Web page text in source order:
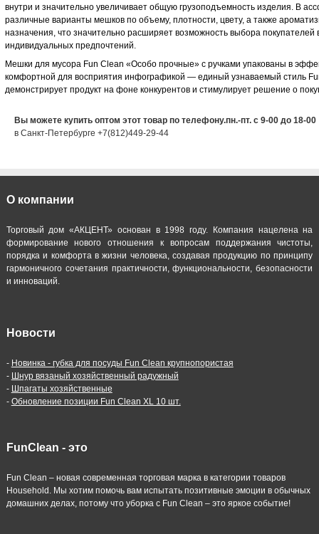
внутри и значительно увеличивает общую грузоподъемность изделия. В
различные варианты мешков по объему, плотности, цвету, а также
назначения, что значительно расширяет возможность выбора покупателей
индивидуальных предпочтений.
Мешки для мусора Fun Clean «Особо прочные» с ручками упакованы в
комфортной для восприятия инфографикой — единый узнаваемый стиль
демонстрирует продукт на фоне конкурентов и стимулирует решение о
Вы можете купить оптом этот товар по телефону.пн.-пт. с 9-00 до 18-00
в Санкт-Петербурге +7(812)449-29-44
О компании
Торговый дом «АКЦЕНТ» основан в 1998 году. Компания нацелена на
формирование нового отношения к вопросам поддержания чистоты,
порядка и комфорта в жизни человека, создавая продукцию по принципу
гармоничного сочетания практичности, функциональности, безопасности
и инноваций.
Новости
- Новинка - губка для посуды Fun Clean крупнопористая
- Шнур вязаный хозяйственный радужный
- Шпагаты хозяйственные
- Обновление позиции Fun Clean XL 10 шт.
FunClean - это
Fun Clean – новая современная торговая марка в категории товаров
Household. Мы хотим помочь вам испытать позитивные эмоции в обычных
домашних делах, потому что уборка с Fun Clean – это яркое событие!